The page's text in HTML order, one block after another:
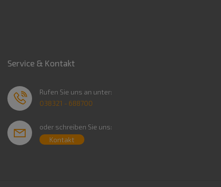
Service & Kontakt
Rufen Sie uns an unter:
038321 - 688700
oder schreiben Sie uns:
Kontakt